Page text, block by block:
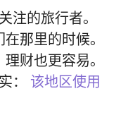
注的旅行者。
那里的时候。
财也更容易。
： 该地区使用